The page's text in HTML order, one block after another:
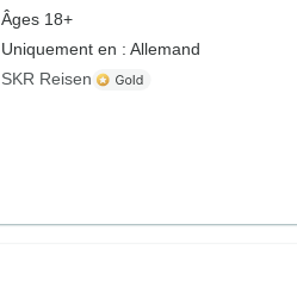
Âges 18+
Uniquement en : Allemand
SKR Reisen